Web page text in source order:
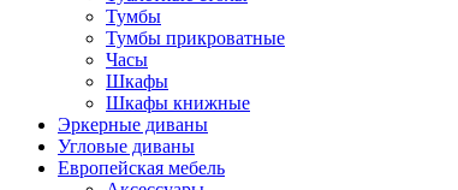
Тумбы
Тумбы прикроватные
Часы
Шкафы
Шкафы книжные
Эркерные диваны
Угловые диваны
Европейская мебель